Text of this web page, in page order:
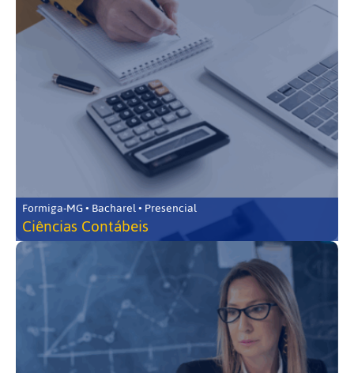
Formiga-MG • Bacharel • Presencial
Ciências Contábeis